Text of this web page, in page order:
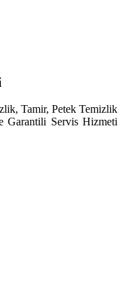
Tamir, Petek Temizlik
Garantili Servis Hizmeti